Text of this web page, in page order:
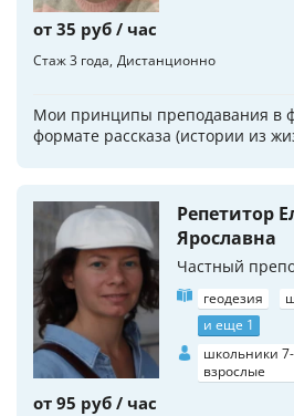
от 35 руб / час
Стаж 3 года Дистанционно
Мои принципы преподавания в
формате рассказа (истории из
Репетитор
Ярославна
Частный
геодезия
и еще 1
школьники 7-
взрослые
от 95 руб / час